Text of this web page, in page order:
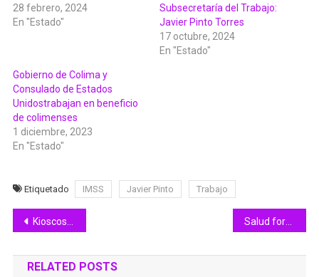
28 febrero, 2024
En "Estado"
Subsecretaría del Trabajo:
Javier Pinto Torres
17 octubre, 2024
En "Estado"
Gobierno de Colima y
Consulado de Estados
Unidostrabajan en beneficio
de colimenses
1 diciembre, 2023
En "Estado"
Etiquetado IMSS Javier Pinto Trabajo
Navegación
de
Kioscos de Servicios Electrónicos suspenden trámites por mantenimiento este fin de semana; se reanuda la atención el lunes
RELATED POSTS